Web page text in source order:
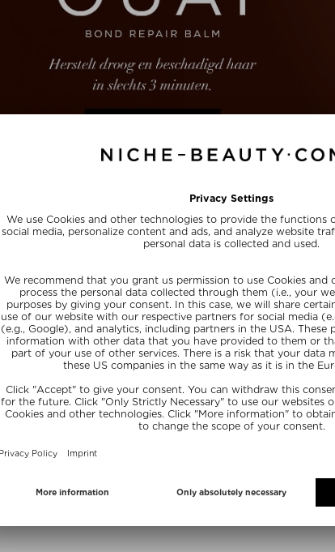
T3
WAVES 1" STRAIGHT
Krultangen
MOMENTEEL NIET OP VOORRAAD
T3
T3 CURL ID 32 MM SMART CURLING